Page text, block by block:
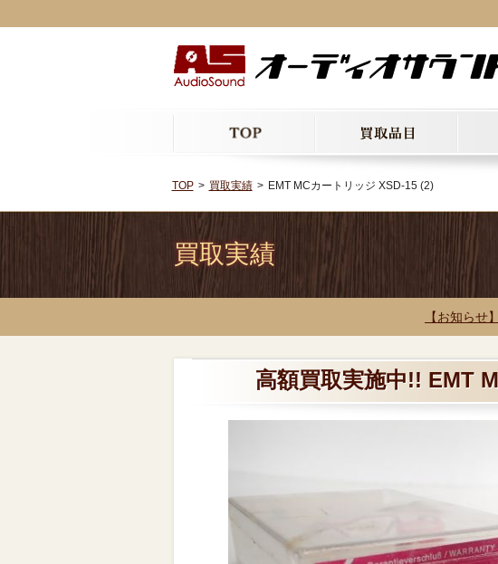
TOP 買取実績 EMT MCカートリッジ XSD-15 (2)
買取実績
【お知らせ
高額買取実施中!! EMT